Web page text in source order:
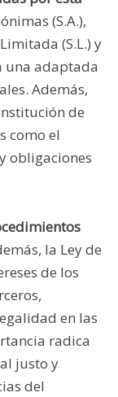
(S.A.),
(S.L.) y
una adaptada
Además,
de
como el
obligaciones
la Ley de
de los
en las
radica
justo y
del